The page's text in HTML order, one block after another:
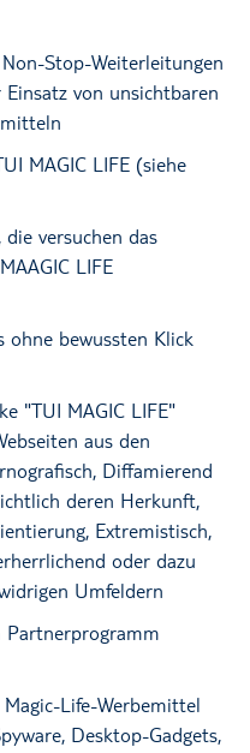
Stop-Weiterleitungen
von unsichtbaren
MAGIC LIFE (siehe
versuchen das
LIFE
ohne bewussten Klick
"TUI MAGIC LIFE"
aus den
Diffamierend
deren Herkunft,
Extremistisch,
oder dazu
Umfeldern
Partnerprogramm
Life-Werbemittel
Desktop-Gadgets,